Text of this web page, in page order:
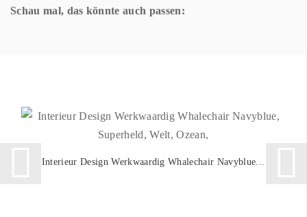
Schau mal, das könnte auch passen:
Interieur Design Werkwaardig Whalechair Navyblue...